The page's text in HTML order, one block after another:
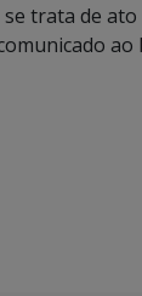
trata de